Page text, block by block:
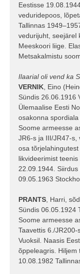
Eestisse
veduridepoos,
Tallinnas
vedurijuht, seejärel
Meeskoori liige.
Metsakalmistu
Ilaarial oli vend ka
VERNIK , Eino
Sündis 26.06.1916
Ülemaalise Eesti
osakonna
Soome armeesse
JR6-s ja III/JR47-s,
osa
likvideerimist
22.09.1944.
09.05.1963
PRANTS , Harri,
Sündis 06.05.1924
Soome armeesse
Taavettis 6./
Vuoksil. Naasis
õppeleagris. Hiljem
10.08.1982